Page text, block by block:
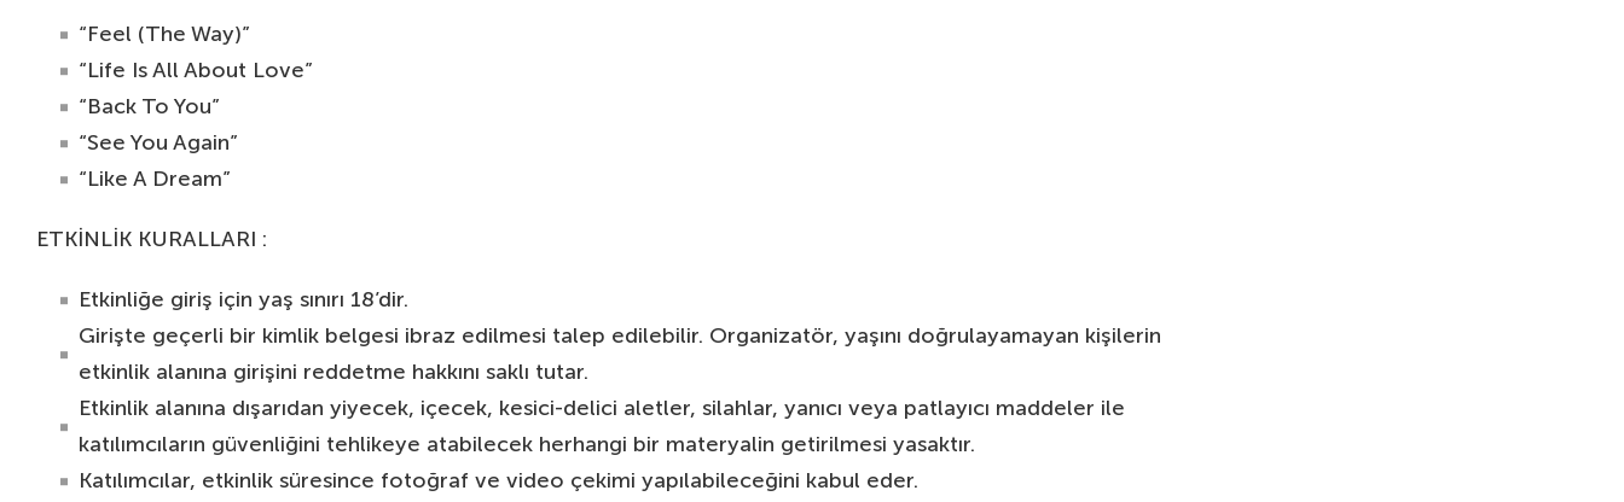
“Feel (The Way)”
“Life Is All About Love”
“Back To You”
“See You Again”
“Like A Dream”
ETKİNLİK KURALLARI :
Etkinliğe giriş için yaş sınırı 18’dir.
Girişte geçerli bir kimlik belgesi ibraz edilmesi talep edilebilir. Organizatör, yaşını doğrulayamayan kişilerin
etkinlik alanına girişini reddetme hakkını saklı tutar.
Etkinlik alanına dışarıdan yiyecek, içecek, kesici-delici aletler, silahlar, yanıcı veya patlayıcı maddeler ile
katılımcıların güvenliğini tehlikeye atabilecek herhangi bir materyalin getirilmesi yasaktır.
Katılımcılar, etkinlik süresince fotoğraf ve video çekimi yapılabileceğini kabul eder.